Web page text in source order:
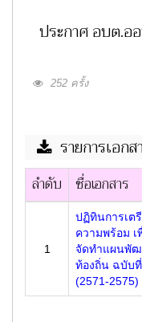
ประกาศ อบต.อ
252 ครั้ง
รายการเอกส
ลำดับ ชื่อเอกสาร
1
ปฏิทินการเต
ความพร้อม เ
จัดทำแผนพั
ท้องถิ่น ฉบับ
(2571-2575)